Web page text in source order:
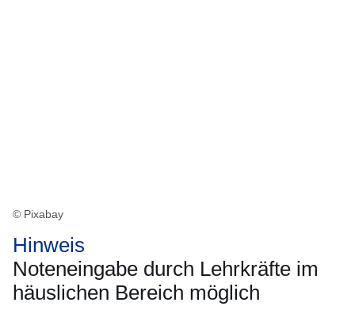
© Pixabay
Hinweis
Noteneingabe durch Lehrkräfte im
häuslichen Bereich möglich